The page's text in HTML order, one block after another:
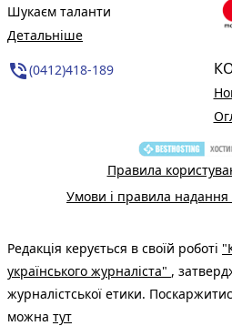
Шукаєм таланти
Детальніше
phone_in_talk(0412)418-189
Правила
Умови і правила надання
Редакція керується в своїй роботі
українського журналіста" ,
журналістської етики.
можна тут